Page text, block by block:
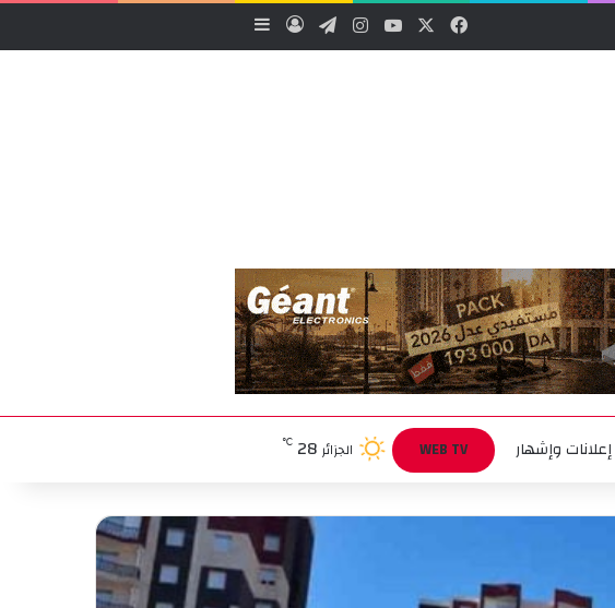
فيسبوك ‫YouTubeانستقرامتيلقرامتسجيل الدخول
إعلانات وإشهار WEB TV الجزائر 28
℃